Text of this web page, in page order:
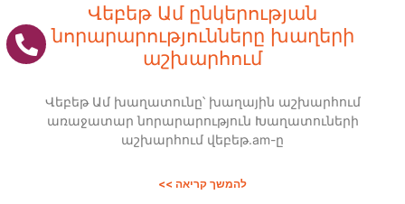
Վեբեթ Ամ ընկերության
նորարարությունները խաղերի
աշխարհում
Վեբեթ Ամ խաղատունը՝ խաղային աշխարհում
առաջատար նորարարություն Խաղատուների
աշխարհում վեբեթ.am-ը
להמשך קריאה >>